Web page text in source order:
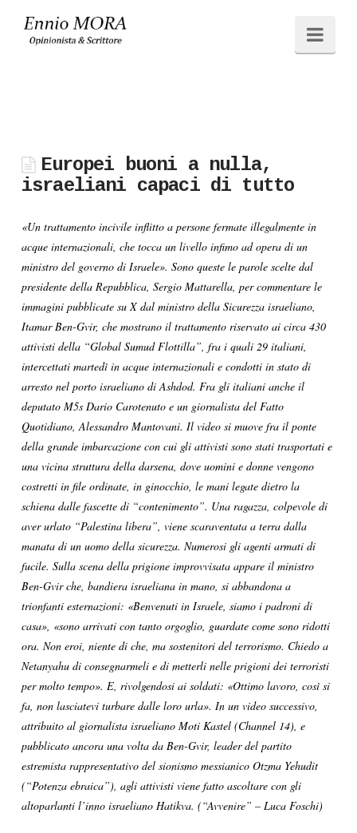
Ennio
Europei buoni a nulla,
israeliani capaci di tutto
«Un trattamento incivile inflitto a persone fermate illegalmente in
acque internazionali, che tocca un livello infimo ad opera di un
ministro del governo di Israele». Sono queste le parole scelte dal
presidente della Repubblica, Sergio Mattarella, per commentare le
immagini pubblicate su X dal ministro della Sicurezza israeliano,
Itamar Ben-Gvir, che mostrano il trattamento riservato ai circa 430
attivisti della “Global Sumud Flottilla”, fra i quali 29 italiani,
intercettati martedì in acque internazionali e condotti in stato di
arresto nel porto israeliano di Ashdod. Fra gli italiani anche il
deputato M5s Dario Carotenuto e un giornalista del Fatto
Quotidiano, Alessandro Mantovani. Il video si muove fra il ponte
della grande imbarcazione con cui gli attivisti sono stati trasportati e
una vicina struttura della darsena, dove uomini e donne vengono
costretti in file ordinate, in ginocchio, le mani legate dietro la
schiena dalle fascette di “contenimento”. Una ragazza, colpevole di
aver urlato “Palestina libera”, viene scaraventata a terra dalla
manata di un uomo della sicurezza. Numerosi gli agenti armati di
fucile. Sulla scena della prigione improvvisata appare il ministro
Ben-Gvir che, bandiera israeliana in mano, si abbandona a
trionfanti esternazioni: «Benvenuti in Israele, siamo i padroni di
casa», «sono arrivati con tanto orgoglio, guardate come sono ridotti
ora. Non eroi, niente di che, ma sostenitori del terrorismo. Chiedo a
Netanyahu di consegnarmeli e di metterli nelle prigioni dei terroristi
per molto tempo». E, rivolgendosi ai soldati: «Ottimo lavoro, così si
fa, non lasciatevi turbare dalle loro urla». In un video successivo,
attribuito al giornalista israeliano Moti Kastel (Channel 14), e
pubblicato ancora una volta da Ben-Gvir, leader del partito
estremista rappresentativo del sionismo messianico Otzma Yehudit
(“Potenza ebraica”), agli attivisti viene fatto ascoltare con gli
altoparlanti l’inno israeliano Hatikva. (“Avvenire” – Luca Foschi)